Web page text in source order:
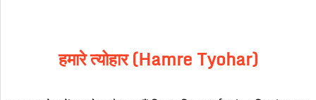
हमारे त्योहार (Hamre Tyohar)